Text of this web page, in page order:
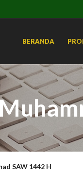
BERANDA
SAW 1442 H